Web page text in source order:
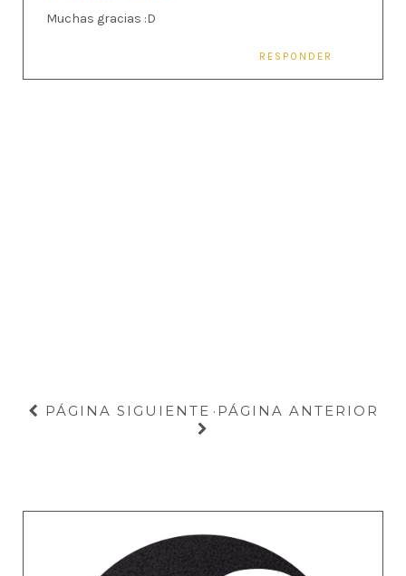
Muchas gracias :D
RESPONDER
PÁGINA SIGUIENTE · PÁGINA ANTERIOR